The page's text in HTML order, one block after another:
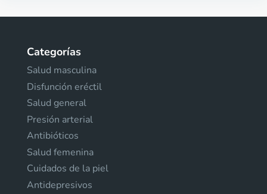
Categorías
Salud masculina
Disfunción eréctil
Salud general
Presión arterial
Antibióticos
Salud femenina
Cuidados de la piel
Antidepresivos